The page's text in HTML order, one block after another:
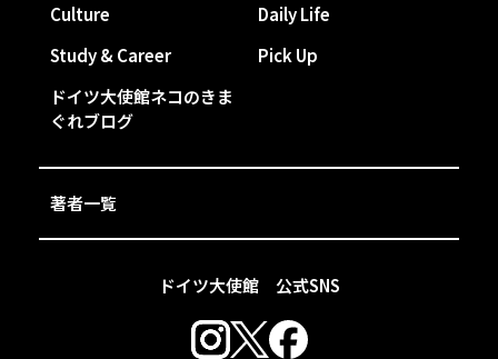
ドイツ大使館 公式SNS
Culture
Daily Life
Study & Career
Pick Up
ドイツ大使館ネコのきま
ぐれブログ
著者一覧